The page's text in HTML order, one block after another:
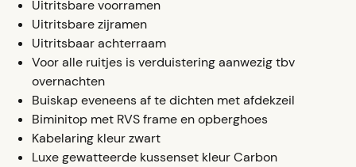
Uitritsbare voorramen
Uitritsbare zijramen
Uitritsbaar achterraam
Voor alle ruitjes is verduistering aanwezig tbv
overnachten
Buiskap eveneens af te dichten met afdekzeil
Biminitop met RVS frame en opberghoes
Kabelaring kleur zwart
Luxe gewatteerde kussenset kleur Carbon